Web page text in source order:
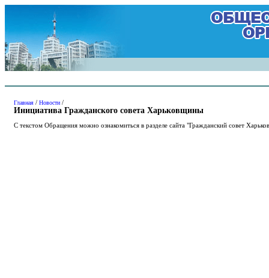
Главная / Новости /
Инициатива Гражданского совета Харьковщины
С текстом Обращения можно ознакомиться в разделе сайта "Гражданский совет